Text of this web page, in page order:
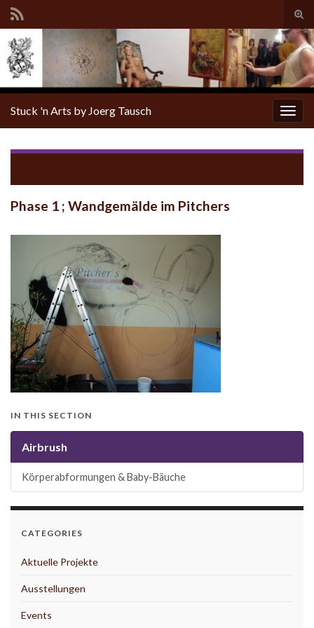
Stuck 'n Arts by Joerg Tausch
Phase 1 ; Wandgemälde im Pitchers
IN THIS SECTION
Airbrush
Körperabformungen & Baby-Bäuche
CATEGORIES
Aktuelle Projekte
Ausstellungen
Events